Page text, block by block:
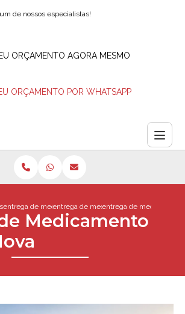
de nossos especialistas!
ORÇAMENTO AGORA MESMO
ORÇAMENTO POR WHATSAPP
entrega de medicamentosentrega de medicamentos na hora
entrega de
Medicamento